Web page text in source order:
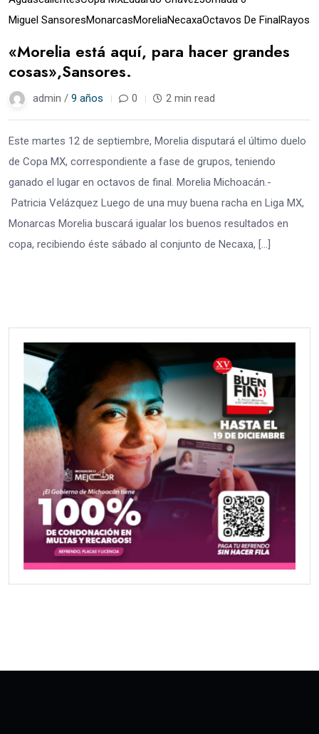
Miguel SansoresMonarcasMoreliaNecaxaOctavos De Final Rayos
«Morelia está aquí, para hacer grandes
cosas»,Sansores.
admin / 9 años 0 2 min read
Este martes 12 de septiembre, Morelia disputará el último duelo
de Copa MX, correspondiente a fase de grupos, teniendo
ganado el lugar en octavos de final. Morelia Michoacán.-
Patricia Velázquez Luego de una muy buena racha en Liga MX,
Monarcas Morelia buscará igualar los buenos resultados en
copa, recibiendo éste sábado al conjunto de Necaxa, […]